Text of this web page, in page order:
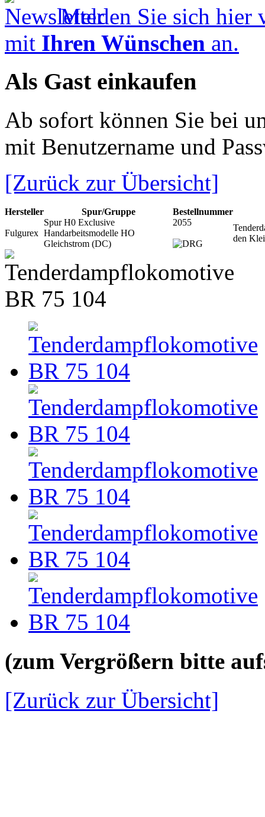
Melden Sie sich
mit Ihren Wünschen an.
Als Gast einkaufen
Ab sofort können Sie bei
mit Benutzername und
[Zurück zur Übersicht]
Hersteller Spur/Gruppe Bestellnummer
Fulgurex
Spur H0 Exclusive
Handarbeitsmodelle HO
Gleichstrom (DC)
2055
den
(zum Vergrößern bitte
[Zurück zur Übersicht]